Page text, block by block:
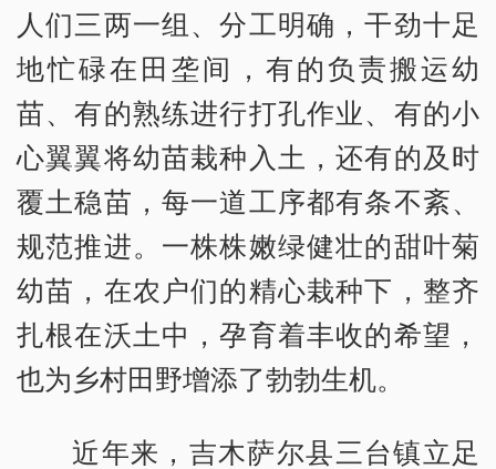
人们三两一组、分工明确，干劲十足
地忙碌在田垄间，有的负责搬运幼
苗、有的熟练进行打孔作业、有的小
心翼翼将幼苗栽种入土，还有的及时
覆土稳苗，每一道工序都有条不紊、
规范推进。一株株嫩绿健壮的甜叶菊
幼苗，在农户们的精心栽种下，整齐
扎根在沃土中，孕育着丰收的希望，
也为乡村田野增添了勃勃生机。
近年来，吉木萨尔县三台镇立足